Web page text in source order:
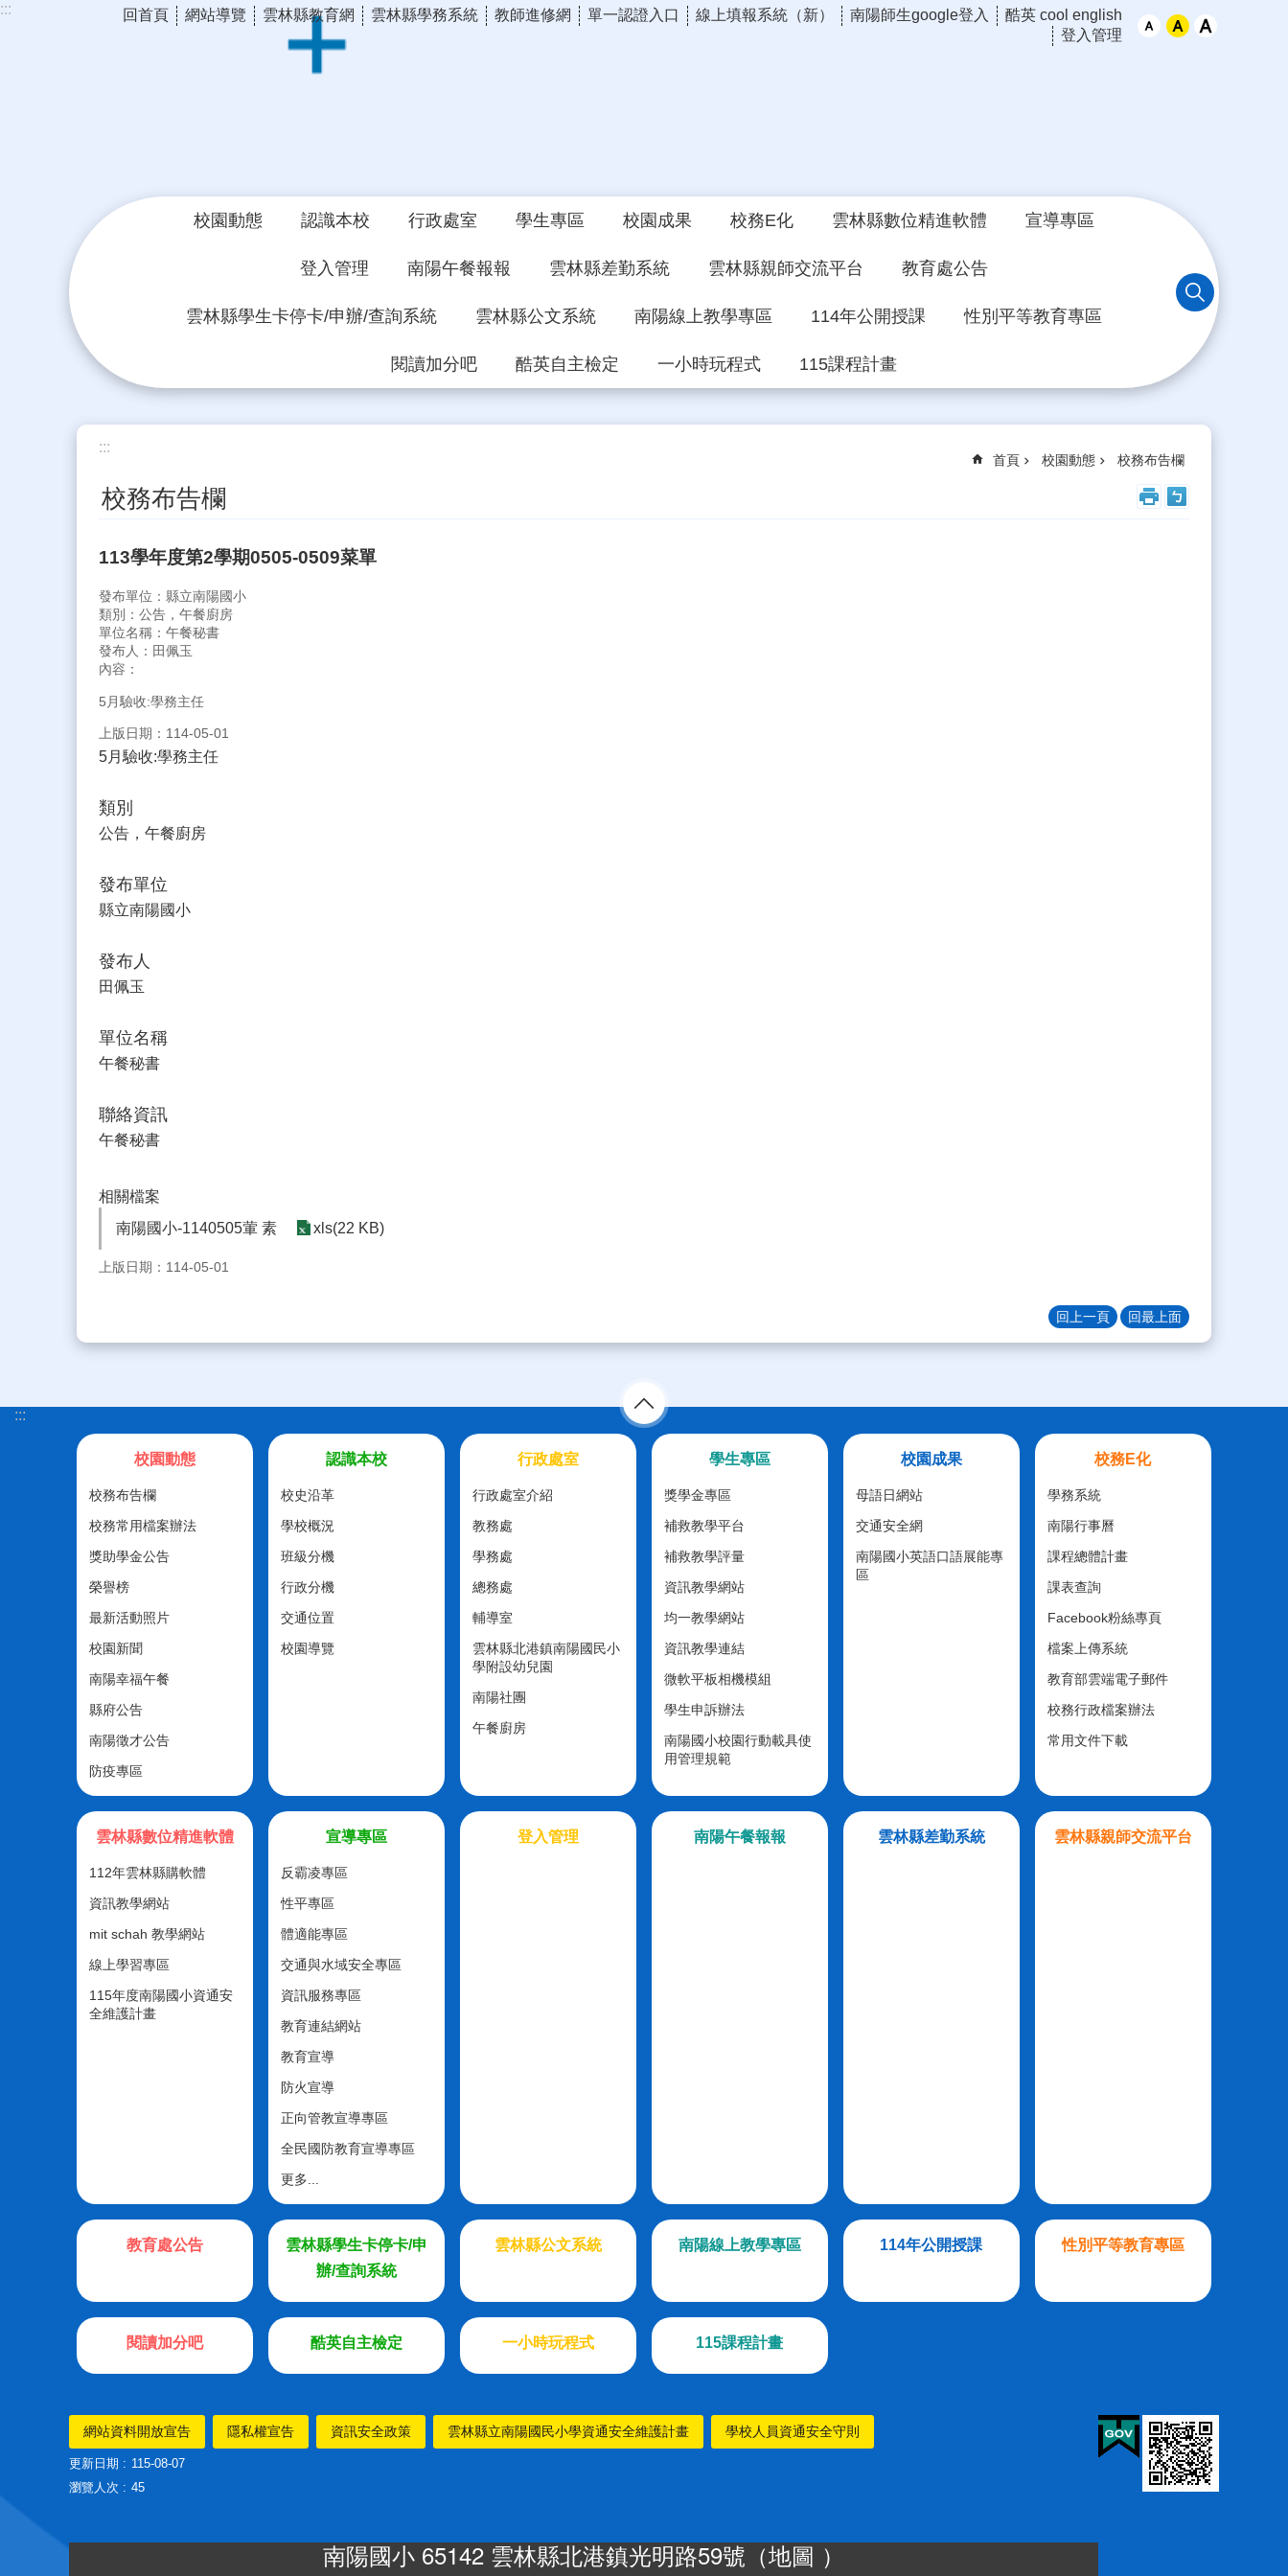
跳到主要內容區塊
::: 回首頁 網站導覽 雲林縣教育網 雲林縣學務系統 教師進修網 單一認證入口 線上填報系統（新） 南陽師生google登入
酷英 cool english
登入管理
校園動態 認識本校 行政處室 學生專區 校園成果 校務E化 雲林縣數位精進軟體 宣導專區
登入管理 南陽午餐報報 雲林縣差勤系統 雲林縣親師交流平台 教育處公告
雲林縣學生卡停卡/申辦/查詢系統 雲林縣公文系統 南陽線上教學專區 114年公開授課 性別平等教育專區
閱讀加分吧 酷英自主檢定 一小時玩程式 115課程計畫
:::
首頁 校園動態 校務布告欄
校務布告欄
113學年度第2學期0505-0509菜單
發布單位：縣立南陽國小
類別：公告，午餐廚房
單位名稱：午餐秘書
發布人：田佩玉
內容：
5月驗收:學務主任
上版日期：114-05-01
5月驗收:學務主任
類別
公告，午餐廚房
發布單位
縣立南陽國小
發布人
田佩玉
單位名稱
午餐秘書
聯絡資訊
午餐秘書
相關檔案
南陽國小-1140505葷 素
xls(22 KB)
上版日期：114-05-01
回上一頁 回最上面
:::
校園動態
校務布告欄
校務常用檔案辦法
獎助學金公告
榮譽榜
最新活動照片
校園新聞
南陽幸福午餐
縣府公告
南陽徵才公告
防疫專區
認識本校
校史沿革
學校概況
班級分機
行政分機
交通位置
校園導覽
行政處室
行政處室介紹
教務處
學務處
總務處
輔導室
雲林縣北港鎮南陽國民小
學附設幼兒園
南陽社團
午餐廚房
學生專區
獎學金專區
補救教學平台
補救教學評量
資訊教學網站
均一教學網站
資訊教學連結
微軟平板相機模組
學生申訴辦法
南陽國小校園行動載具使
用管理規範
校園成果
母語日網站
交通安全網
南陽國小英語口語展能專
區
校務E化
學務系統
南陽行事曆
課程總體計畫
課表查詢
Facebook粉絲專頁
檔案上傳系統
教育部雲端電子郵件
校務行政檔案辦法
常用文件下載
雲林縣數位精進軟體
112年雲林縣購軟體
資訊教學網站
mit schah 教學網站
線上學習專區
115年度南陽國小資通安
全維護計畫
宣導專區
反霸凌專區
性平專區
體適能專區
交通與水域安全專區
資訊服務專區
教育連結網站
教育宣導
防火宣導
正向管教宣導專區
全民國防教育宣導專區
更多...
登入管理 南陽午餐報報 雲林縣差勤系統 雲林縣親師交流平台
教育處公告
雲林縣學生卡停卡/申
辦/查詢系統
雲林縣公文系統 南陽線上教學專區 114年公開授課 性別平等教育專區
閱讀加分吧 酷英自主檢定 一小時玩程式 115課程計畫
網站資料開放宣告 隱私權宣告 資訊安全政策 雲林縣立南陽國民小學資通安全維護計畫 學校人員資通安全守則
更新日期
115-08-07
瀏覽人次
45
南陽國小 65142 雲林縣北港鎮光明路59號（地圖 ）